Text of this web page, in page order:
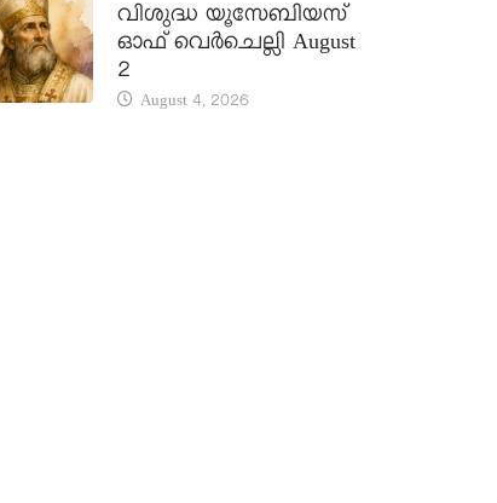
വിശുദ്ധ യൂസേബിയസ്
ഓഫ് വെർചെല്ലി August
2
August 4, 2026